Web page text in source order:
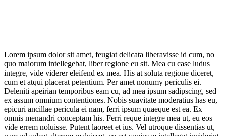
Lorem ipsum dolor sit amet, feugiat delicata liberavisse id cum, no
quo maiorum intellegebat, liber regione eu sit. Mea cu case ludus
integre, vide viderer eleifend ex mea. His at soluta regione diceret,
cum et atqui placerat petentium. Per amet nonumy periculis ei.
Deleniti apeirian temporibus eam cu, ad mea ipsum sadipscing, sed
ex assum omnium contentiones. Nobis suavitate moderatius has eu,
epicuri ancillae pericula ei nam, ferri ipsum quaeque est ea. Ex
omnis menandri conceptam his. Ferri reque integre mea ut, eu eos
vide errem noluisse. Putent laoreet et ius. Vel utroque dissentias ut,